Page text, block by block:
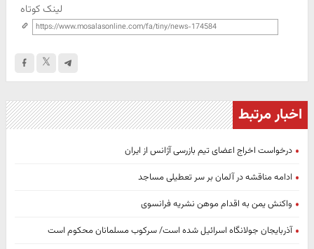
لینک کوتاه
اخبار مرتبط
درخواست اخراج اعضای تیم بازرسی آژانس از ایران
ادامه مناقشه در آلمان بر سر تعطیلی مساجد
واکنش یمن به اقدام موهن نشریه فرانسوی
آذربایجان جولانگاه اسرائیل شده است/ سرکوب مسلمانان محکوم است